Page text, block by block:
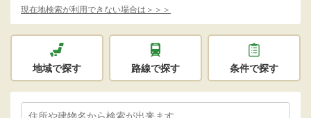
現在地検索が利用できない場合は＞＞＞
地域で探す 路線で探す 条件で探す